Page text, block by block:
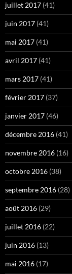
juillet 2017 (41)
juin 2017 (41)
mai 2017 (41)
avril 2017 (41)
mars 2017 (41)
février 2017 (37)
janvier 2017 (46)
décembre 2016 (41)
novembre 2016 (16)
octobre 2016 (38)
septembre 2016 (28)
août 2016 (29)
juillet 2016 (22)
juin 2016 (13)
mai 2016 (17)